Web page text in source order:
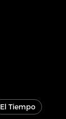
El Tiempo